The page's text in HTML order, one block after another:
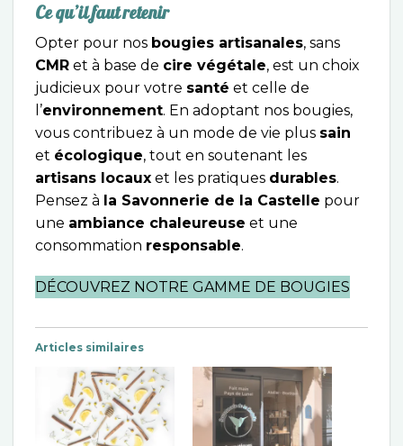
Ce qu’il faut retenir
Opter pour nos bougies artisanales, sans
CMR et à base de cire végétale, est un choix
judicieux pour votre santé et celle de
l’environnement. En adoptant nos bougies,
vous contribuez à un mode de vie plus sain
et écologique, tout en soutenant les
artisans locaux et les pratiques durables.
Pensez à la Savonnerie de la Castelle pour
une ambiance chaleureuse et une
consommation responsable.
DÉCOUVREZ NOTRE GAMME DE BOUGIES
Articles similaires